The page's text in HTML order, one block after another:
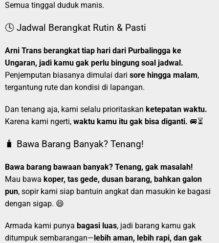
Semua tinggal duduk manis.
🕓 Jadwal Berangkat Rutin & Pasti
Arni Trans berangkat tiap hari dari Purbalingga ke
Ungaran, jadi kamu gak perlu bingung soal jadwal.
Penjemputan biasanya dimulai dari sore hingga malam,
tergantung rute dan kondisi di lapangan.
Dan tenang aja, kami selalu prioritaskan ketepatan waktu.
Karena kami ngerti, waktu kamu itu gak bisa diganti. 🚐⏳
🧳 Bawa Barang Banyak? Tenang!
Bawa barang bawaan banyak? Tenang, gak masalah!
Mau bawa koper, tas gede, dusan barang, bahkan galon
pun, sopir kami siap bantuin angkat dan masukin ke bagasi
dengan sigap. 😄
Armada kami punya bagasi luas, jadi barang kamu gak
ditumpuk sembarangan—lebih aman, lebih rapi, dan gak